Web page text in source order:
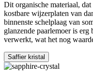
Dit organische materiaal,
kostbare wijzerplaten van
binnenste schelplaag van
glanzende paarlemoer is
verwerkt, wat het nog
Saffier kristal